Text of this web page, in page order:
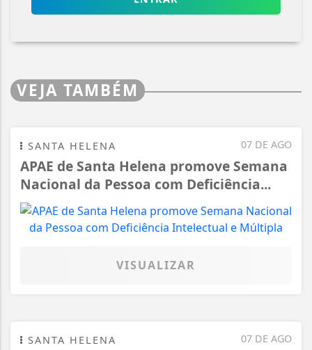
VEJA TAMBÉM
07 DE AGO
SANTA HELENA
APAE de Santa Helena promove Semana
Nacional da Pessoa com Deficiência...
VISUALIZAR
07 DE AGO
SANTA HELENA